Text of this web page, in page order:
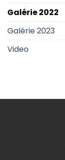
Galérie 2022
Galérie 2023
Video